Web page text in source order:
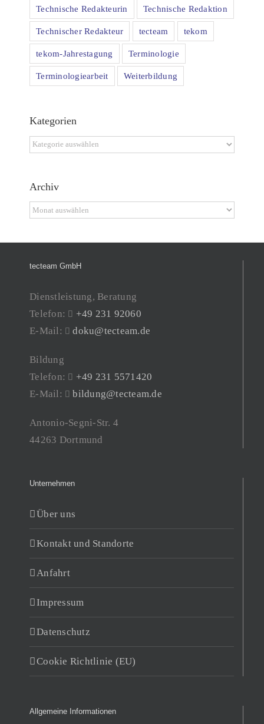
Technische Redakteurin Technische Redaktion
Technischer Redakteur tecteam tekom
tekom-Jahrestagung Terminologie
Terminologiearbeit Weiterbildung
Kategorien
Kategorien
Archiv
Archiv
tecteam GmbH
Dienstleistung, Beratung
Telefon:
+49 231 92060
E-Mail:
doku@tecteam.de
Bildung
Telefon:
+49 231 5571420
E-Mail:
bildung@tecteam.de
Antonio-Segni-Str. 4
44263 Dortmund
Unternehmen
Über uns
Kontakt und Standorte
Anfahrt
Impressum
Datenschutz
Cookie Richtlinie (EU)
Allgemeine Informationen